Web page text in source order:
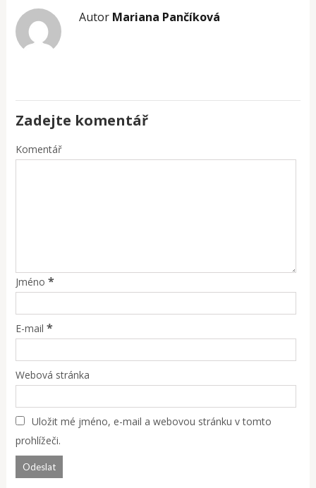
Autor Mariana Pančíková
Zadejte komentář
Komentář
Jméno *
E-mail *
Webová stránka
Uložit mé jméno, e-mail a webovou stránku v tomto
prohlížeči.